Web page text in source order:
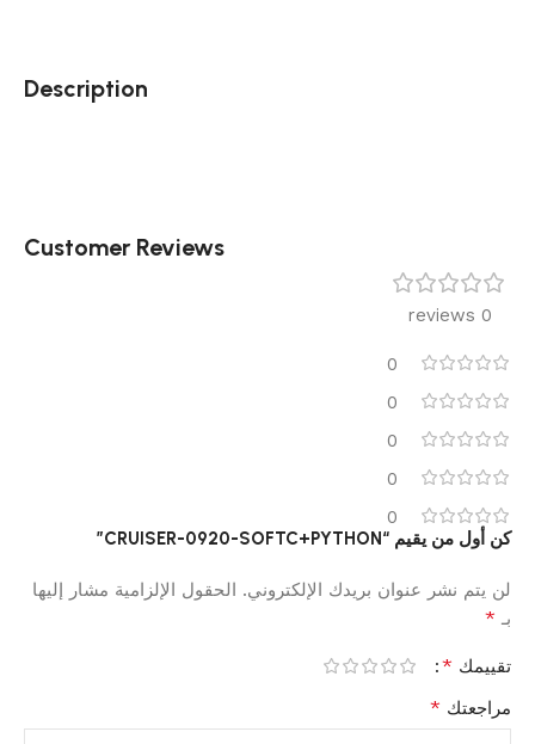
Description
Customer Reviews
0 reviews
0
0
0
0
0
كن أول من يقيم “CRUISER-0920-SOFTC+PYTHON”
لن يتم نشر عنوان بريدك الإلكتروني. الحقول الإلزامية مشار إليها
بـ *
تقييمك *
مراجعتك *